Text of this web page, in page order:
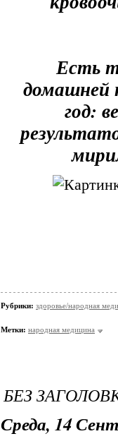
Есть
домашней
год:
Рубрики: здоровье/народная
Метки: народная медицина
БЕЗ
Среда, 14